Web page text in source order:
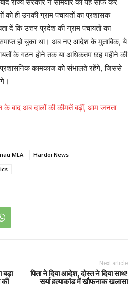
राज्य सरकार ने सोमवार को यह साफ कर
को ही उनकी ग्राम पंचायतों का प्रशासक
दें कि उत्तर प्रदेश की ग्राम पंचायतों का
हो चुका था। अब नए आदेश के मुताबिक, ये
के गठन होने तक या अधिकतम छह महीने की
कामकाज को संभालते रहेंगे, जिससे
के बाद अब दालों की कीमतें बढ़ीं, आम जनता
MLA
Hardoi News
बड़ा
Next article
पिता ने दिया आदेश, दोस्त ने दिया साथ!